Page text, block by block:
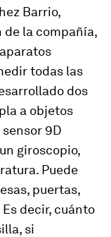
Barrio,
la compañía,
todas las
dos
a objetos
9D
giroscopio,
Puede
puertas,
decir, cuánto
si